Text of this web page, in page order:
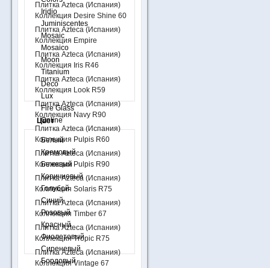
Плитка Azteca (Испания)
Коллекция Desire Shine 60
Плитка Azteca (Испания)
Коллекция Empire
Плитка Azteca (Испания)
Коллекция Iris R46
Плитка Azteca (Испания)
Коллекция Look R59
Плитка Azteca (Испания)
Коллекция Navy R90
Плитка Azteca (Испания)
Коллекция Pulpis R60
Плитка Azteca (Испания)
Коллекция Pulpis R90
Плитка Azteca (Испания)
Коллекция Solaris R75
Плитка Azteca (Испания)
Коллекция Timber 67
Плитка Azteca (Испания)
Коллекция Tropic R75
Плитка Azteca (Испания)
Коллекция Vintage 67
Iridio
Juminiscentes
Mosaic
Mosaico
Moon
Titanium
Deco
Lux
Fire Glass
Online
Цвет
Белый
Кремовый
Бежевый
Коричневый
Голубой
Синий
Розовый
Красный
Фиолетовый
Сиреневый
Бордовый